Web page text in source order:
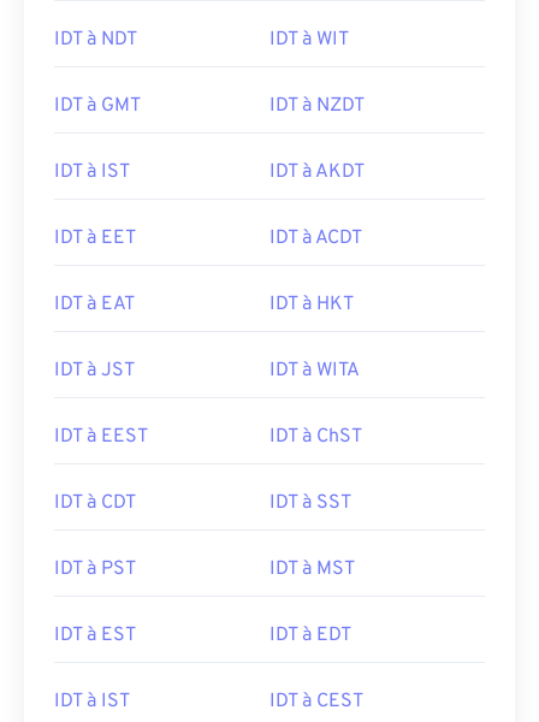
IDT à NDT IDT à WIT
IDT à GMT IDT à NZDT
IDT à IST IDT à AKDT
IDT à EET IDT à ACDT
IDT à EAT IDT à HKT
IDT à JST IDT à WITA
IDT à EEST IDT à ChST
IDT à CDT IDT à SST
IDT à PST IDT à MST
IDT à EST IDT à EDT
IDT à IST IDT à CEST